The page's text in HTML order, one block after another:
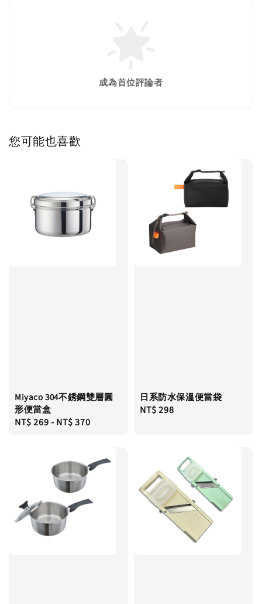
成為首位評論者
您可能也喜歡
Miyaco 304不銹鋼雙層圓
形便當盒
Regular
NT$ 269- NT$ 370
日系防水保溫便當袋
Regular
NT$ 298